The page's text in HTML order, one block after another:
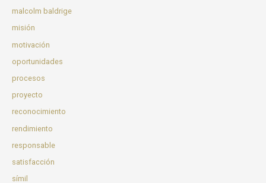
malcolm baldrige
misión
motivación
oportunidades
procesos
proyecto
reconocimiento
rendimiento
responsable
satisfacción
símil